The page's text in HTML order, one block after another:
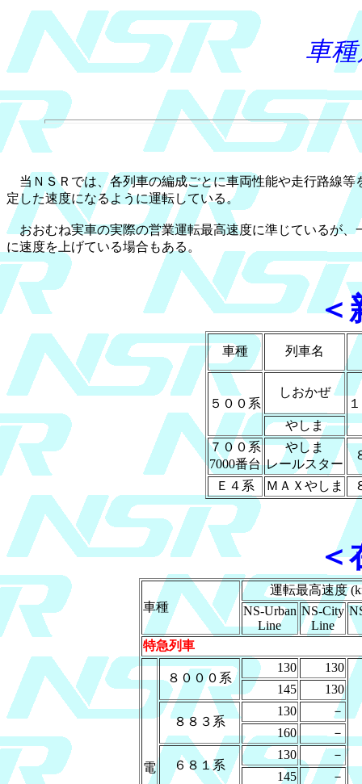
車
当ＮＳＲでは、各列車の編成ごとに車両性能や走行路線
定した速度になるように運転している。
おおむね実車の実際の営業運転最高速度に準じているが、
に速度を上げている場合もある。
＜
車種 列車名
５００系
しおかぜ
やしま
７００系
7000番台
やしま
レールスター
Ｅ４系 ＭＡＸやしま
車種
運転最高速度
NS-Urban
Line
NS-City
Line
特急列車
電
８０００系
130
130
145
130
８８３系
130
－
160
－
６８１系
130
－
145
－